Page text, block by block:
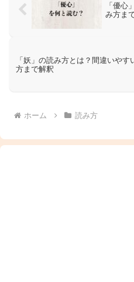
「優心
み方ま
「妖」の読み方とは？間違いやす
方まで解釈
ホーム 読み方